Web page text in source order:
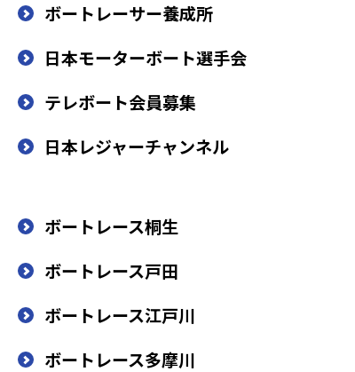
ボートレーサー養成所
日本モーターボート選手会
テレボート会員募集
日本レジャーチャンネル
ボートレース桐生
ボートレース戸田
ボートレース江戸川
ボートレース多摩川